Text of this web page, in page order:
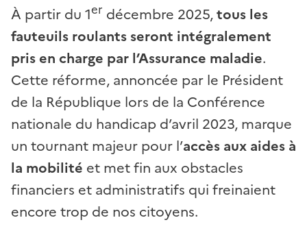
À partir du 1er décembre 2025,tous les
fauteuils roulants seront intégralement
pris en charge par l’Assurance maladie.
Cette réforme, annoncée par le Président
de la République lors de la Conférence
nationale du handicap d’avril 2023, marque
un tournant majeur pour l’accès aux aides à
la mobilité et met fin aux obstacles
financiers et administratifs qui freinaient
encore trop de nos citoyens.